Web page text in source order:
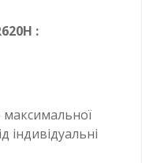
:
індивідуальні